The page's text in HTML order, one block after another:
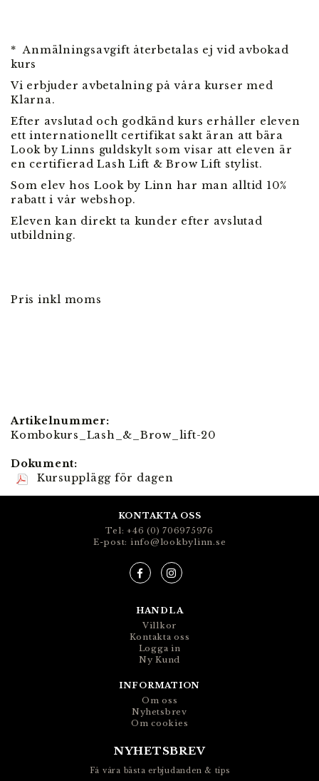
* Anmälningsavgift återbetalas ej vid avbokad
kurs
Vi erbjuder avbetalning på våra kurser med
Klarna.
Efter avslutad och godkänd kurs erhåller eleven
ett internationellt certifikat sakt äran att bära
Look by Linns guldskylt som visar att eleven är
en certifierad Lash Lift & Brow Lift stylist.
Som elev hos Look by Linn har man alltid 10%
rabatt i vår webshop.
Eleven kan direkt ta kunder efter avslutad
utbildning.
Pris inkl moms
Artikelnummer:
Kombokurs_Lash_&_Brow_lift-20
Dokument:
Kursupplägg för dagen
KONTAKTA OSS
Tel: +46 (0) 706975976
E-post: info@lookbylinn.se
HANDLA
Villkor
Kontakta oss
Logga in
Ny Kund
INFORMATION
Om oss
Nyhetsbrev
Om cookies
NYHETSBREV
Få våra bästa erbjudanden & tips